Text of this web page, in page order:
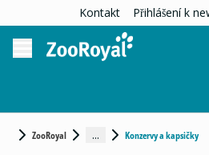
Kontakt Přihlášení k
ZooRoyal ... Konzervy a kapsičky